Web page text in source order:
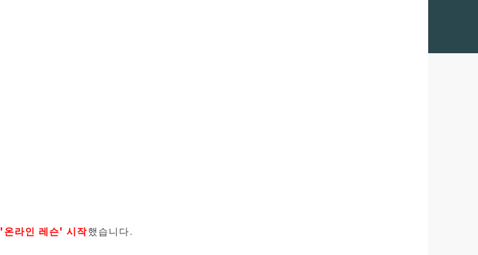
'온라인 레슨' 시작했습니다.